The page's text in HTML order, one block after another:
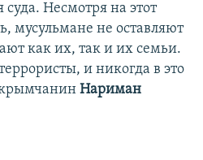
суда. Несмотря на этот
мусульмане не оставляют
как их, так и их семьи.
и никогда в это
крымчанин Нариман